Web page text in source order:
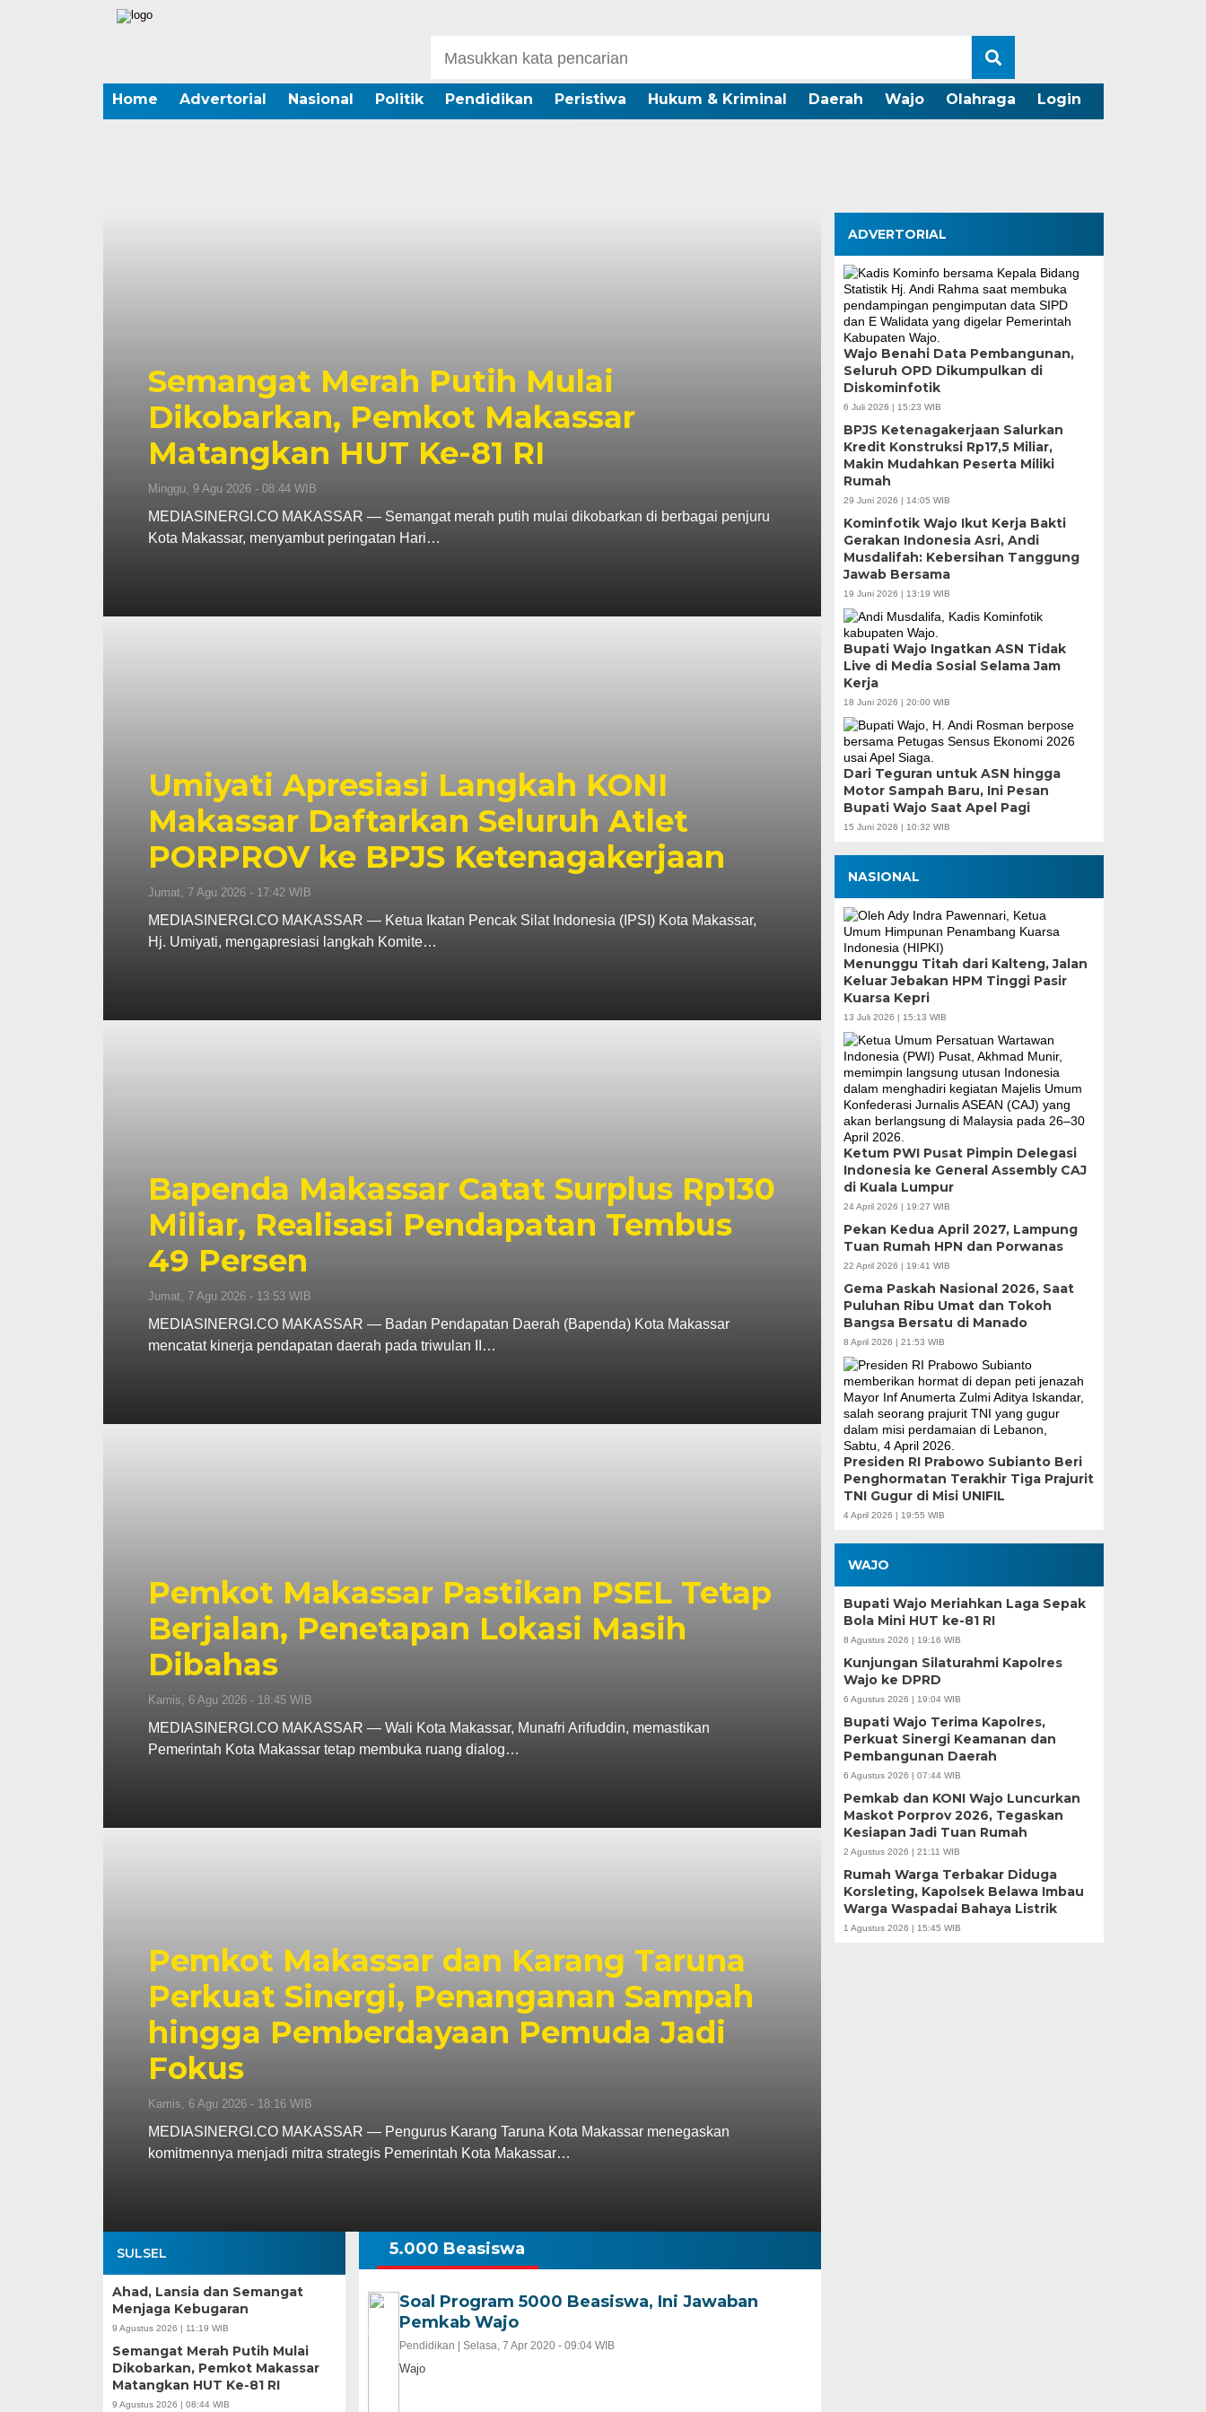
Home Advertorial Nasional Politik Pendidikan Peristiwa Hukum & Kriminal Daerah Wajo Olahraga Login
Semangat Merah Putih Mulai
Dikobarkan, Pemkot Makassar
Matangkan HUT Ke-81 RI
Minggu, 9 Agu 2026 - 08:44 WIB
MEDIASINERGI.CO MAKASSAR — Semangat merah putih mulai dikobarkan di berbagai penjuru
Kota Makassar, menyambut peringatan Hari…
Umiyati Apresiasi Langkah KONI
Makassar Daftarkan Seluruh Atlet
PORPROV ke BPJS Ketenagakerjaan
Jumat, 7 Agu 2026 - 17:42 WIB
MEDIASINERGI.CO MAKASSAR — Ketua Ikatan Pencak Silat Indonesia (IPSI) Kota Makassar,
Hj. Umiyati, mengapresiasi langkah Komite…
Bapenda Makassar Catat Surplus Rp130
Miliar, Realisasi Pendapatan Tembus
49 Persen
Jumat, 7 Agu 2026 - 13:53 WIB
MEDIASINERGI.CO MAKASSAR — Badan Pendapatan Daerah (Bapenda) Kota Makassar
mencatat kinerja pendapatan daerah pada triwulan II…
Pemkot Makassar Pastikan PSEL Tetap
Berjalan, Penetapan Lokasi Masih
Dibahas
Kamis, 6 Agu 2026 - 18:45 WIB
MEDIASINERGI.CO MAKASSAR — Wali Kota Makassar, Munafri Arifuddin, memastikan
Pemerintah Kota Makassar tetap membuka ruang dialog…
Pemkot Makassar dan Karang Taruna
Perkuat Sinergi, Penanganan Sampah
hingga Pemberdayaan Pemuda Jadi
Fokus
Kamis, 6 Agu 2026 - 18:16 WIB
MEDIASINERGI.CO MAKASSAR — Pengurus Karang Taruna Kota Makassar menegaskan
komitmennya menjadi mitra strategis Pemerintah Kota Makassar…
SULSEL
Ahad, Lansia dan Semangat
Menjaga Kebugaran
9 Agustus 2026 | 11:19 WIB
Semangat Merah Putih Mulai
Dikobarkan, Pemkot Makassar
Matangkan HUT Ke-81 RI
9 Agustus 2026 | 08:44 WIB
5.000 Beasiswa
Soal Program 5000 Beasiswa, Ini Jawaban
Pemkab Wajo
Pendidikan | Selasa, 7 Apr 2020 - 09:04 WIB
Wajo
ADVERTORIAL
Wajo Benahi Data Pembangunan,
Seluruh OPD Dikumpulkan di
Diskominfotik
6 Juli 2026 | 15:23 WIB
BPJS Ketenagakerjaan Salurkan
Kredit Konstruksi Rp17,5 Miliar,
Makin Mudahkan Peserta Miliki
Rumah
29 Juni 2026 | 14:05 WIB
Kominfotik Wajo Ikut Kerja Bakti
Gerakan Indonesia Asri, Andi
Musdalifah: Kebersihan Tanggung
Jawab Bersama
19 Juni 2026 | 13:19 WIB
Bupati Wajo Ingatkan ASN Tidak
Live di Media Sosial Selama Jam
Kerja
18 Juni 2026 | 20:00 WIB
Dari Teguran untuk ASN hingga
Motor Sampah Baru, Ini Pesan
Bupati Wajo Saat Apel Pagi
15 Juni 2026 | 10:32 WIB
NASIONAL
Menunggu Titah dari Kalteng, Jalan
Keluar Jebakan HPM Tinggi Pasir
Kuarsa Kepri
13 Juli 2026 | 15:13 WIB
Ketum PWI Pusat Pimpin Delegasi
Indonesia ke General Assembly CAJ
di Kuala Lumpur
24 April 2026 | 19:27 WIB
Pekan Kedua April 2027, Lampung
Tuan Rumah HPN dan Porwanas
22 April 2026 | 19:41 WIB
Gema Paskah Nasional 2026, Saat
Puluhan Ribu Umat dan Tokoh
Bangsa Bersatu di Manado
8 April 2026 | 21:53 WIB
Presiden RI Prabowo Subianto Beri
Penghormatan Terakhir Tiga Prajurit
TNI Gugur di Misi UNIFIL
4 April 2026 | 19:55 WIB
WAJO
Bupati Wajo Meriahkan Laga Sepak
Bola Mini HUT ke-81 RI
8 Agustus 2026 | 19:16 WIB
Kunjungan Silaturahmi Kapolres
Wajo ke DPRD
6 Agustus 2026 | 19:04 WIB
Bupati Wajo Terima Kapolres,
Perkuat Sinergi Keamanan dan
Pembangunan Daerah
6 Agustus 2026 | 07:44 WIB
Pemkab dan KONI Wajo Luncurkan
Maskot Porprov 2026, Tegaskan
Kesiapan Jadi Tuan Rumah
2 Agustus 2026 | 21:11 WIB
Rumah Warga Terbakar Diduga
Korsleting, Kapolsek Belawa Imbau
Warga Waspadai Bahaya Listrik
1 Agustus 2026 | 15:45 WIB